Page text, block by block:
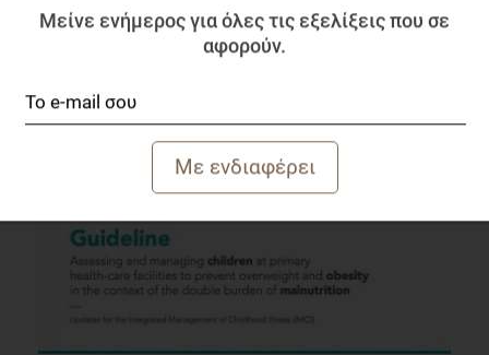
Αλλαγές στο Εντερικό Μικροβίωμα σε ασθενείς με
Υπέρταση
Μείνε ενήμερος για όλες τις εξελίξεις που σε
αφορούν.